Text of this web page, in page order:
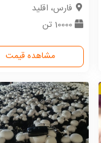
فارس، اقلید
10000 تن
مشاهده قیمت